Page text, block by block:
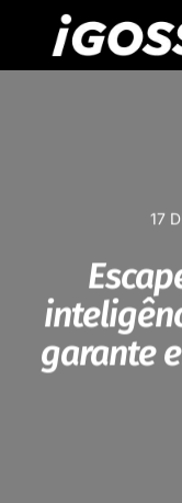
17
garante